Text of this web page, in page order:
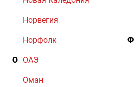
Норвегия
Норфолк
О ОАЭ
Оман
Ф